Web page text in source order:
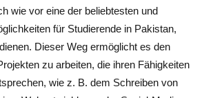
wie vor eine der beliebtesten und
für Studierende in Pakistan,
Dieser Weg ermöglicht es den
zu arbeiten, die ihren Fähigkeiten
wie z. B. dem Schreiben von